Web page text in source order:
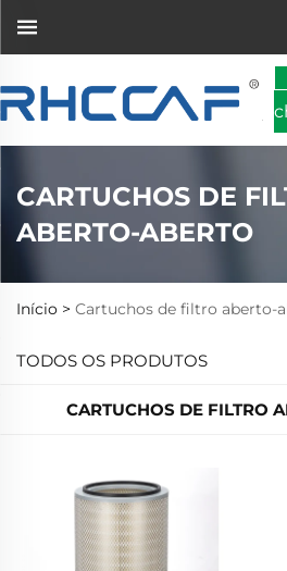
CARTUCHOS DE
ABERTO-ABERTO
Início > Cartuchos de filtro aberto-
TODOS OS PRODUTOS
CARTUCHOS DE FILTRO